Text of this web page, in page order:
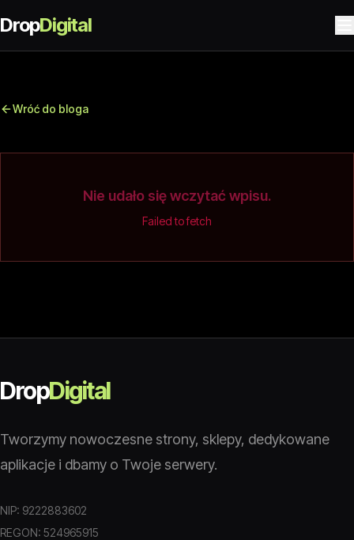
DropDigital
Wróć do bloga
Nie udało się wczytać wpisu.
Failed to fetch
DropDigital
Tworzymy nowoczesne strony, sklepy, dedykowane
aplikacje i dbamy o Twoje serwery.
NIP: 9222883602
REGON: 524965915